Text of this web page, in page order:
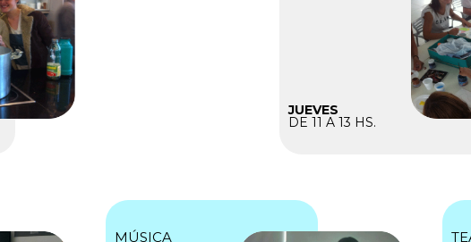
JUEVES
DE 11 A 13 HS.
MÚSICA